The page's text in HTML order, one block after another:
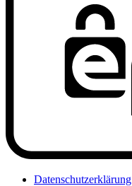
Datenschutzerklärung